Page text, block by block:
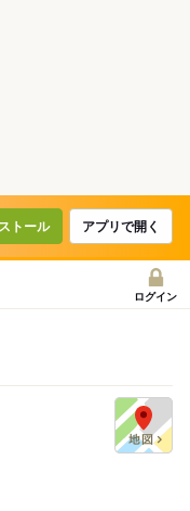
トール アプリで開く
ログイン